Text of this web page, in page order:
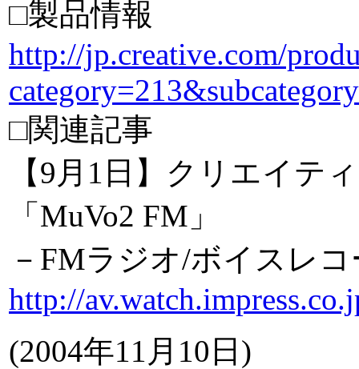
□製品情報
http://jp.creative.com/
□関連記事
【9月1日】クリエイテ
「MuVo2 FM」
－FMラジオ/ボイスレ
http://
(2004年11月10日 )